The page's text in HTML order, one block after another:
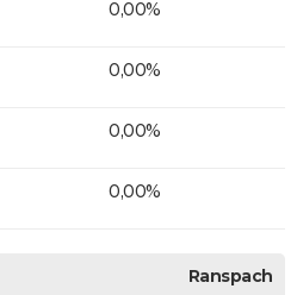
0,00%
0,00%
0,00%
0,00%
Ranspach